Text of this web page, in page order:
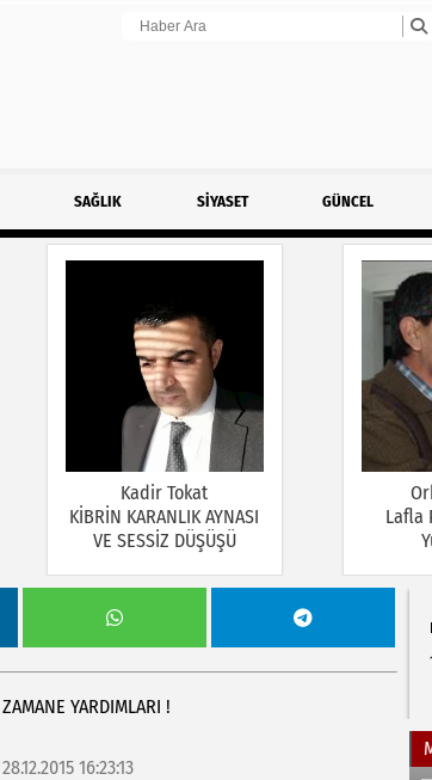
SAĞLIK SİYASET GÜNCEL
Kadir Tokat
KİBRİN KARANLIK AYNASI
VE SESSİZ DÜŞÜŞÜ
Lafla
ZAMANE YARDIMLARI !
28.12.2015 16:23:13